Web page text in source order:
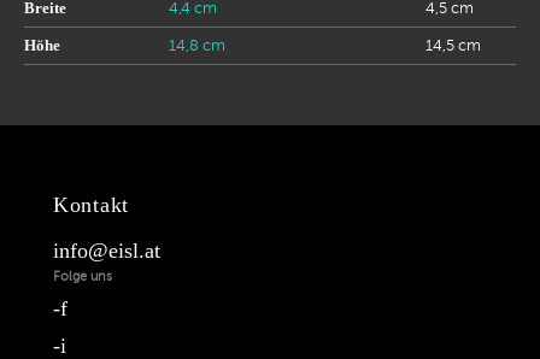
Breite 4,4 cm 4,5 cm
Höhe 14,8 cm 14,5 cm
Kontakt
info@eisl.at
Folge uns
f
i